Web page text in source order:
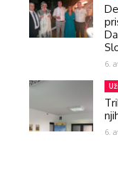
6.
6.